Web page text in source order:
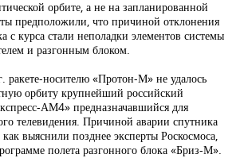
орбите, а не на запланированной
предположили, что причиной отклонения
с курса стали неполадки элементов системы
и разгонным блоком.
ракете-носителю «Протон-М» не удалось
орбиту крупнейший российский
АМ4» предназначавшийся для
телевидения. Причиной аварии спутника
выяснили позднее эксперты Роскосмоса,
полета разгонного блока «Бриз-М».